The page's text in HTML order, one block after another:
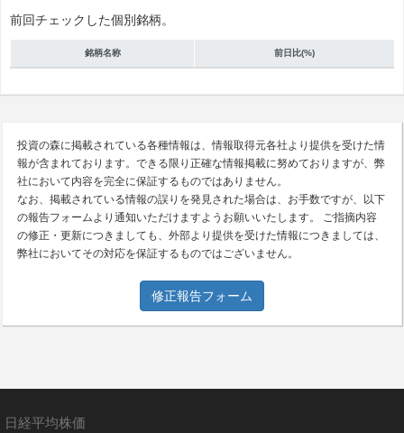
前回チェックした個別銘柄。
銘柄名称 前日比(%)
投資の森に掲載されている各種情報は、情報取得元各社より提供を受けた情
報が含まれております。できる限り正確な情報掲載に努めておりますが、弊
社において内容を完全に保証するものではありません。
なお、掲載されている情報の誤りを発見された場合は、お手数ですが、以下
の報告フォームより通知いただけますようお願いいたします。 ご指摘内容
の修正・更新につきましても、外部より提供を受けた情報につきましては、
弊社においてその対応を保証するものではございません。
修正報告フォーム
日経平均株価